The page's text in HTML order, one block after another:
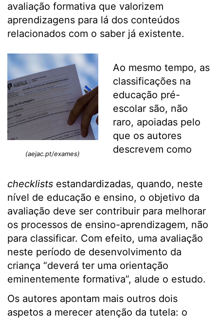
avaliação formativa que valorizem
aprendizagens para lá dos conteúdos
relacionados com o saber já existente.
(aejac.pt/exames)
Ao mesmo tempo, as
classificações na
educação pré-
escolar são, não
raro, apoiadas pelo
que os autores
descrevem como
checklists estandardizadas, quando, neste
nível de educação e ensino, o objetivo da
avaliação deve ser contribuir para melhorar
os processos de ensino-aprendizagem, não
para classificar. Com efeito, uma avaliação
neste período de desenvolvimento da
criança “deverá ter uma orientação
eminentemente formativa”, alude o estudo.
Os autores apontam mais outros dois
aspetos a merecer atenção da tutela: o